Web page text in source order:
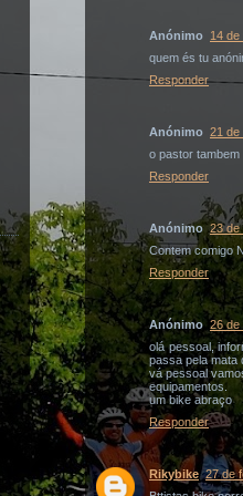
Anónimo 14
quem és tu
Responder
Anónimo 21 de
o pastor tambem
Responder
Anónimo 23 de
Contem comigo
Responder
Anónimo 26 de
olá pessoal,
passa pela mata
vá pessoal
equipamentos.
um bike abraço
Responder
Rikybike 27 de